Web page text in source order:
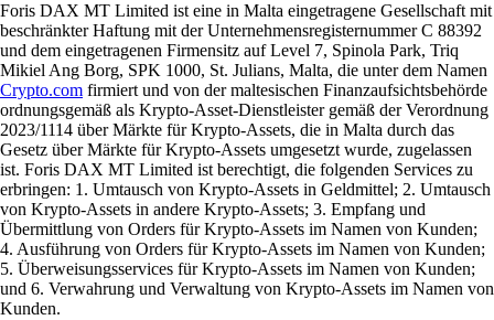
Foris DAX MT Limited ist eine in Malta eingetragene Gesellschaft mit
beschränkter Haftung mit der Unternehmensregisternummer C 88392
und dem eingetragenen Firmensitz auf Level 7, Spinola Park, Triq
Mikiel Ang Borg, SPK 1000, St. Julians, Malta, die unter dem Namen
Crypto.com firmiert und von der maltesischen Finanzaufsichtsbehörde
ordnungsgemäß als Krypto-Asset-Dienstleister gemäß der Verordnung
2023/1114 über Märkte für Krypto-Assets, die in Malta durch das
Gesetz über Märkte für Krypto-Assets umgesetzt wurde, zugelassen
ist. Foris DAX MT Limited ist berechtigt, die folgenden Services zu
erbringen: 1. Umtausch von Krypto-Assets in Geldmittel; 2. Umtausch
von Krypto-Assets in andere Krypto-Assets; 3. Empfang und
Übermittlung von Orders für Krypto-Assets im Namen von Kunden;
4. Ausführung von Orders für Krypto-Assets im Namen von Kunden;
5. Überweisungsservices für Krypto-Assets im Namen von Kunden;
und 6. Verwahrung und Verwaltung von Krypto-Assets im Namen von
Kunden.